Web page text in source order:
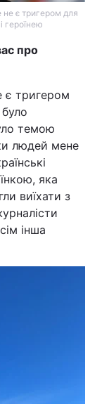
не є тригером для
героїнею
про
є тригером
темою
людей мене
яка
виїхати з
інша